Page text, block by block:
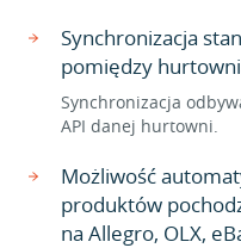
Synchronizacja
pomiędzy
Synchronizacja
API danej hurtowni.
Możliwość
produktów
na Allegro, OLX,